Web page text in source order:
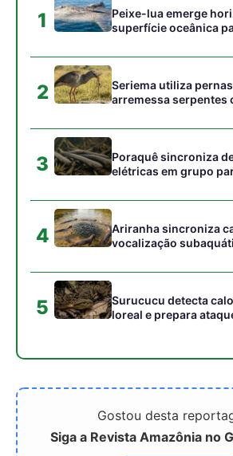
1
Peixe-lua emerge
superfície oceânica
acumulados em sua
2
Seriema utiliza
arremessa serpentes
campos
3
Poraquê sincroniza
elétricas em grupo
peixes maiores na
4
Ariranha sincroniza
vocalização
5
Surucucu detecta
loreal e prepara
Gostou desta
Siga a Revista Amazônia no